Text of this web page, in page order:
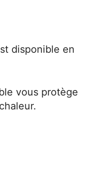
disponible en
vous protège